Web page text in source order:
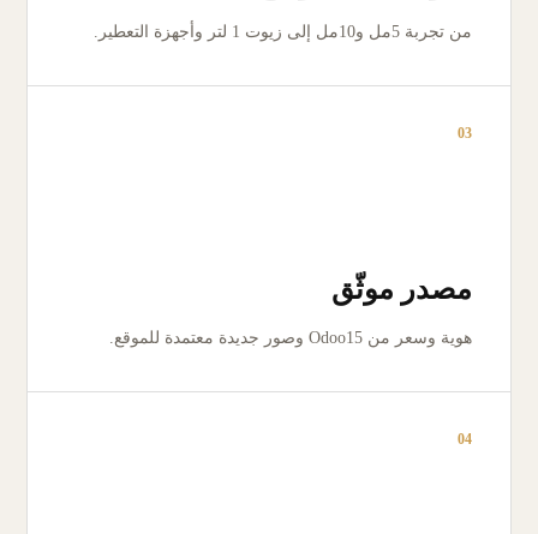
من تجربة 5مل و10مل إلى زيوت 1 لتر وأجهزة التعطير.
03
مصدر موثّق
هوية وسعر من Odoo15 وصور جديدة معتمدة للموقع.
04